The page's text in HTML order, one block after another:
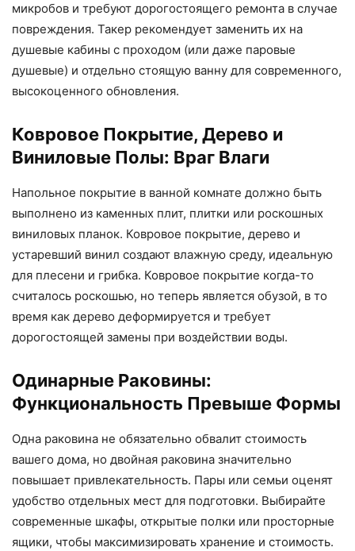
микробов и требуют дорогостоящего ремонта в случае
повреждения. Такер рекомендует заменить их на
душевые кабины с проходом (или даже паровые
душевые) и отдельно стоящую ванну для современного,
высокоценного обновления.
Ковровое Покрытие, Дерево и
Виниловые Полы: Враг Влаги
Напольное покрытие в ванной комнате должно быть
выполнено из каменных плит, плитки или роскошных
виниловых планок. Ковровое покрытие, дерево и
устаревший винил создают влажную среду, идеальную
для плесени и грибка. Ковровое покрытие когда-то
считалось роскошью, но теперь является обузой, в то
время как дерево деформируется и требует
дорогостоящей замены при воздействии воды.
Одинарные Раковины:
Функциональность Превыше Формы
Одна раковина не обязательно обвалит стоимость
вашего дома, но двойная раковина значительно
повышает привлекательность. Пары или семьи оценят
удобство отдельных мест для подготовки. Выбирайте
современные шкафы, открытые полки или просторные
ящики, чтобы максимизировать хранение и стоимость.